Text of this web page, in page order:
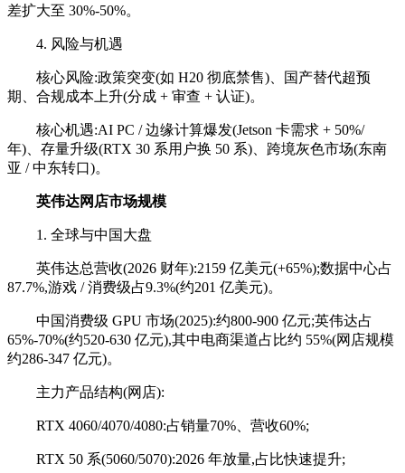
差扩大至 30%-50%。
4. 风险与机遇
核心风险:政策突变(如 H20 彻底禁售)、国产替代超预
期、合规成本上升(分成 + 审查 + 认证)。
核心机遇:AI PC / 边缘计算爆发(Jetson 卡需求 + 50%/
年)、存量升级(RTX 30 系用户换 50 系)、跨境灰色市场(东南
亚 / 中东转口)。
英伟达网店市场规模
1. 全球与中国大盘
英伟达总营收(2026 财年):2159 亿美元(+65%);数据中心占
87.7%,游戏 / 消费级占9.3%(约201 亿美元)。
中国消费级 GPU 市场(2025):约800-900 亿元;英伟达占
65%-70%(约520-630 亿元),其中电商渠道占比约 55%(网店规模
约286-347 亿元)。
主力产品结构(网店):
RTX 4060/4070/4080:占销量70%、营收60%;
RTX 50 系(5060/5070):2026 年放量,占比快速提升;